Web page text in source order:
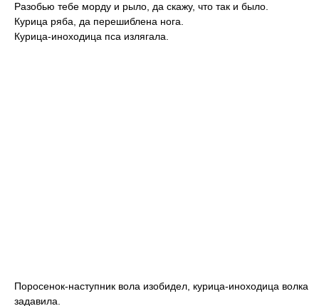
Разобью тебе морду и рыло, да скажу, что так и было.
Курица ряба, да перешиблена нога.
Курица-иноходица пса излягала.
Поросенок-наступник вола изобидел, курица-иноходица волка
задавила.